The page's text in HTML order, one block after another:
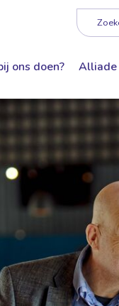
ons doen? Alliade